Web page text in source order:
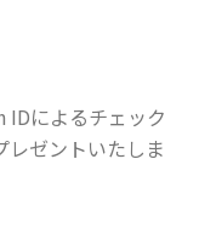
IDによるチェック
ゼントいたしま